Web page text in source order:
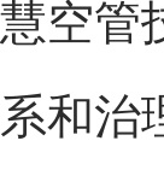
慧空管
系和治